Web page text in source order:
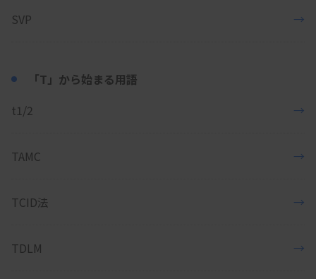
SVP →
「T」から始まる用語
t1/2
→
TAMC →
TCID法 →
TDLM →